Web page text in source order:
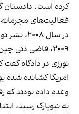
کرده است. دادستان
فعالیت‌های
۲۰۰۹، قاضی دنی چین او را به حبس ابد محکوم کرد.
نورزی در دادگاه گفت
امریکا کشانده شده
وعده داده بودند